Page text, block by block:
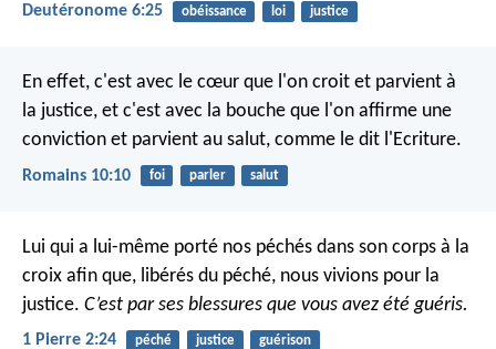
Deutéronome 6:25 obéissance loi justice
En effet, c'est avec le cœur que l'on croit et parvient à
la justice, et c'est avec la bouche que l'on affirme une
conviction et parvient au salut, comme le dit l'Ecriture.
Romains 10:10 foi parler salut
Lui qui a lui-même porté nos péchés dans son corps à la
croix afin que, libérés du péché, nous vivions pour la
justice. C’est par ses blessures que vous avez été guéris.
1 Pierre 2:24 péché justice guérison